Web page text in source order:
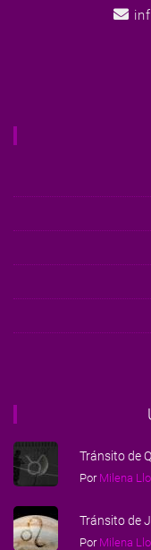
Tránsito de
Por Milena
Tránsito de
Por Milena